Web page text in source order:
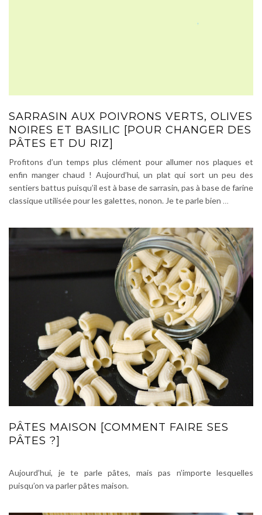
SARRASIN AUX POIVRONS VERTS, OLIVES
NOIRES ET BASILIC [POUR CHANGER DES
PÂTES ET DU RIZ]
Profitons d’un temps plus clément pour allumer nos plaques et
enfin manger chaud ! Aujourd’hui, un plat qui sort un peu des
sentiers battus puisqu’il est à base de sarrasin, pas à base de farine
classique utilisée pour les galettes, nonon. Je te parle bien …
PÂTES MAISON [COMMENT FAIRE SES
PÂTES ?]
Aujourd’hui, je te parle pâtes, mais pas n’importe lesquelles
puisqu’on va parler pâtes maison.